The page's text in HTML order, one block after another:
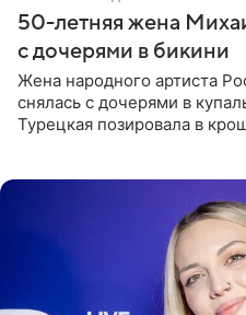
50-летняя жена
с дочерями в бикини
Жена народного артиста
снялась с дочерями в
Турецкая позировала в